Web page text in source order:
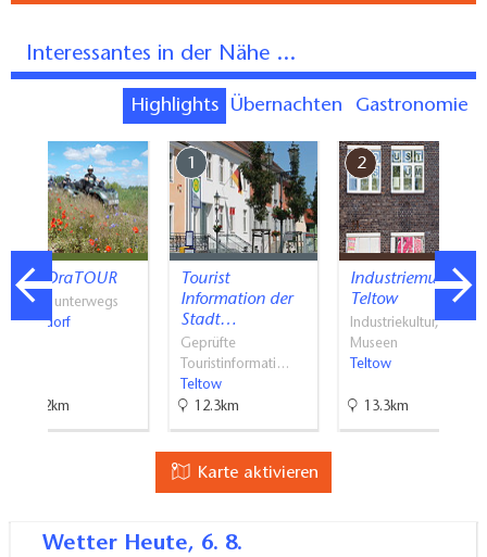
Interessantes in der Nähe ...
Highlights Übernachten Gastronomie
QUADraTOUR
Mit PS unterwegs
Wünsdorf
24.2km
1
Tourist
Information der
Stadt…
Geprüfte
Touristinformati…
Teltow
12.3km
2
Industriemuseum
Teltow
Industriekultur,
Museen
Teltow
13.3km
Karte aktivieren
Wetter Heute, 6. 8.